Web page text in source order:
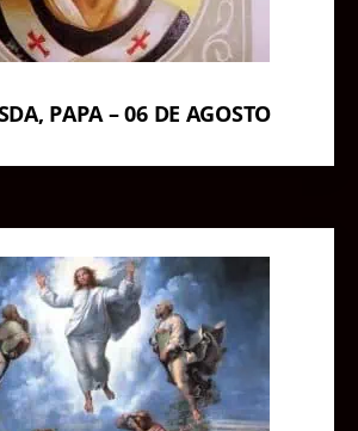
PAPA – 06 DE AGOSTO